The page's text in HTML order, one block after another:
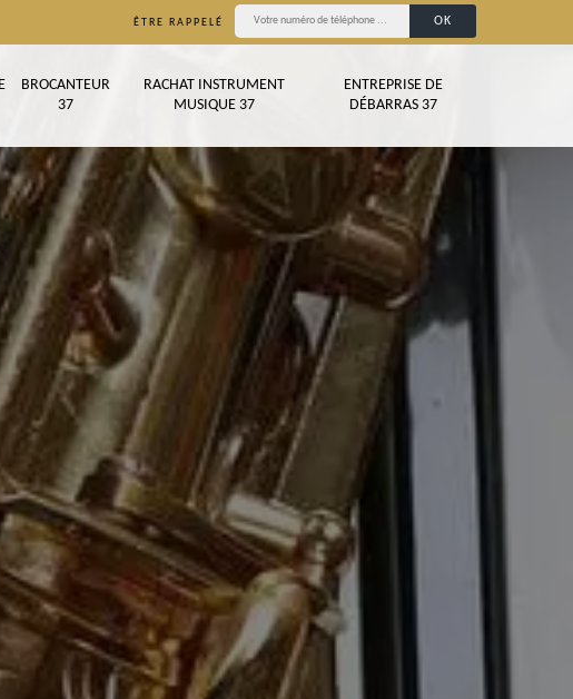
ÊTRE RAPPELÉ
BROCANTEUR
37
RACHAT INSTRUMENT
MUSIQUE 37
ENTREPRISE DE
DÉBARRAS 37